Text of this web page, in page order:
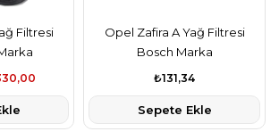
Filtresi
Opel Zafira A Yağ Filtresi
Bosch Marka
₺131,34
Sepete Ekle